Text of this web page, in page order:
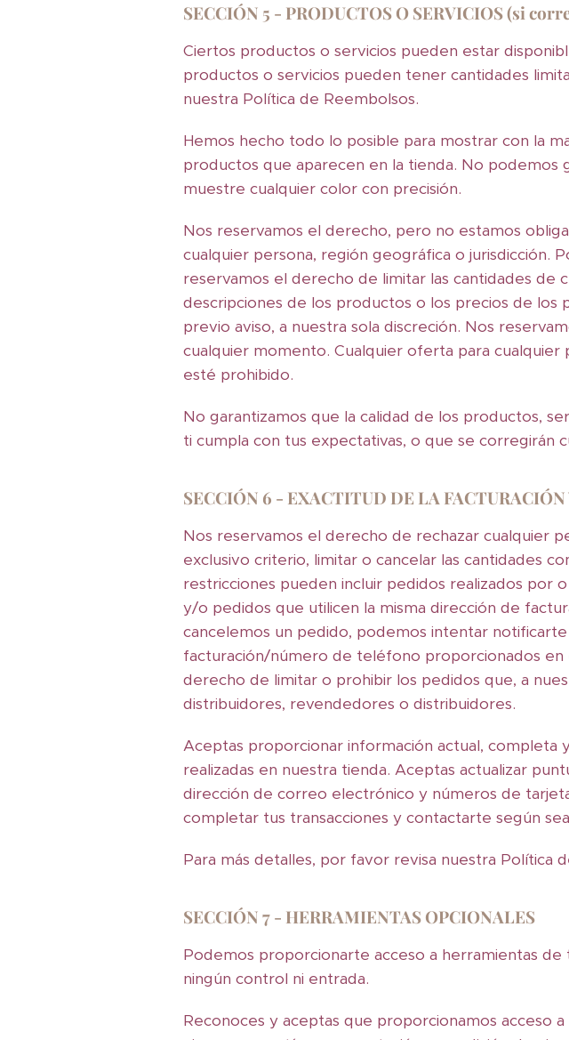
SECCIÓN 5 - PRODUCTOS O SERVICIOS (si
Ciertos productos o servicios pueden estar
productos o servicios pueden tener cantidades
nuestra Política de Reembolsos.
Hemos hecho todo lo posible para mostrar con la
productos que aparecen en la tienda. No
muestre cualquier color con precisión.
Nos reservamos el derecho, pero no estamos
cualquier persona, región geográfica o jurisdicción.
reservamos el derecho de limitar las cantidades de
descripciones de los productos o los precios de los
previo aviso, a nuestra sola discreción. Nos
cualquier momento. Cualquier oferta para
esté prohibido.
No garantizamos que la calidad de los productos,
ti cumpla con tus expectativas, o que se corregirán
SECCIÓN 6 - EXACTITUD DE LA
Nos reservamos el derecho de rechazar cualquier
exclusivo criterio, limitar o cancelar las cantidades
restricciones pueden incluir pedidos realizados por
y/o pedidos que utilicen la misma dirección de
cancelemos un pedido, podemos intentar
facturación/número de teléfono proporcionados
derecho de limitar o prohibir los pedidos que, a
distribuidores, revendedores o distribuidores.
Aceptas proporcionar información actual, completa
realizadas en nuestra tienda. Aceptas actualizar
dirección de correo electrónico y números de
completar tus transacciones y contactarte según
Para más detalles, por favor revisa nuestra Política
SECCIÓN 7 - HERRAMIENTAS OPCIONALES
Podemos proporcionarte acceso a herramientas
ningún control ni entrada.
Reconoces y aceptas que proporcionamos acceso